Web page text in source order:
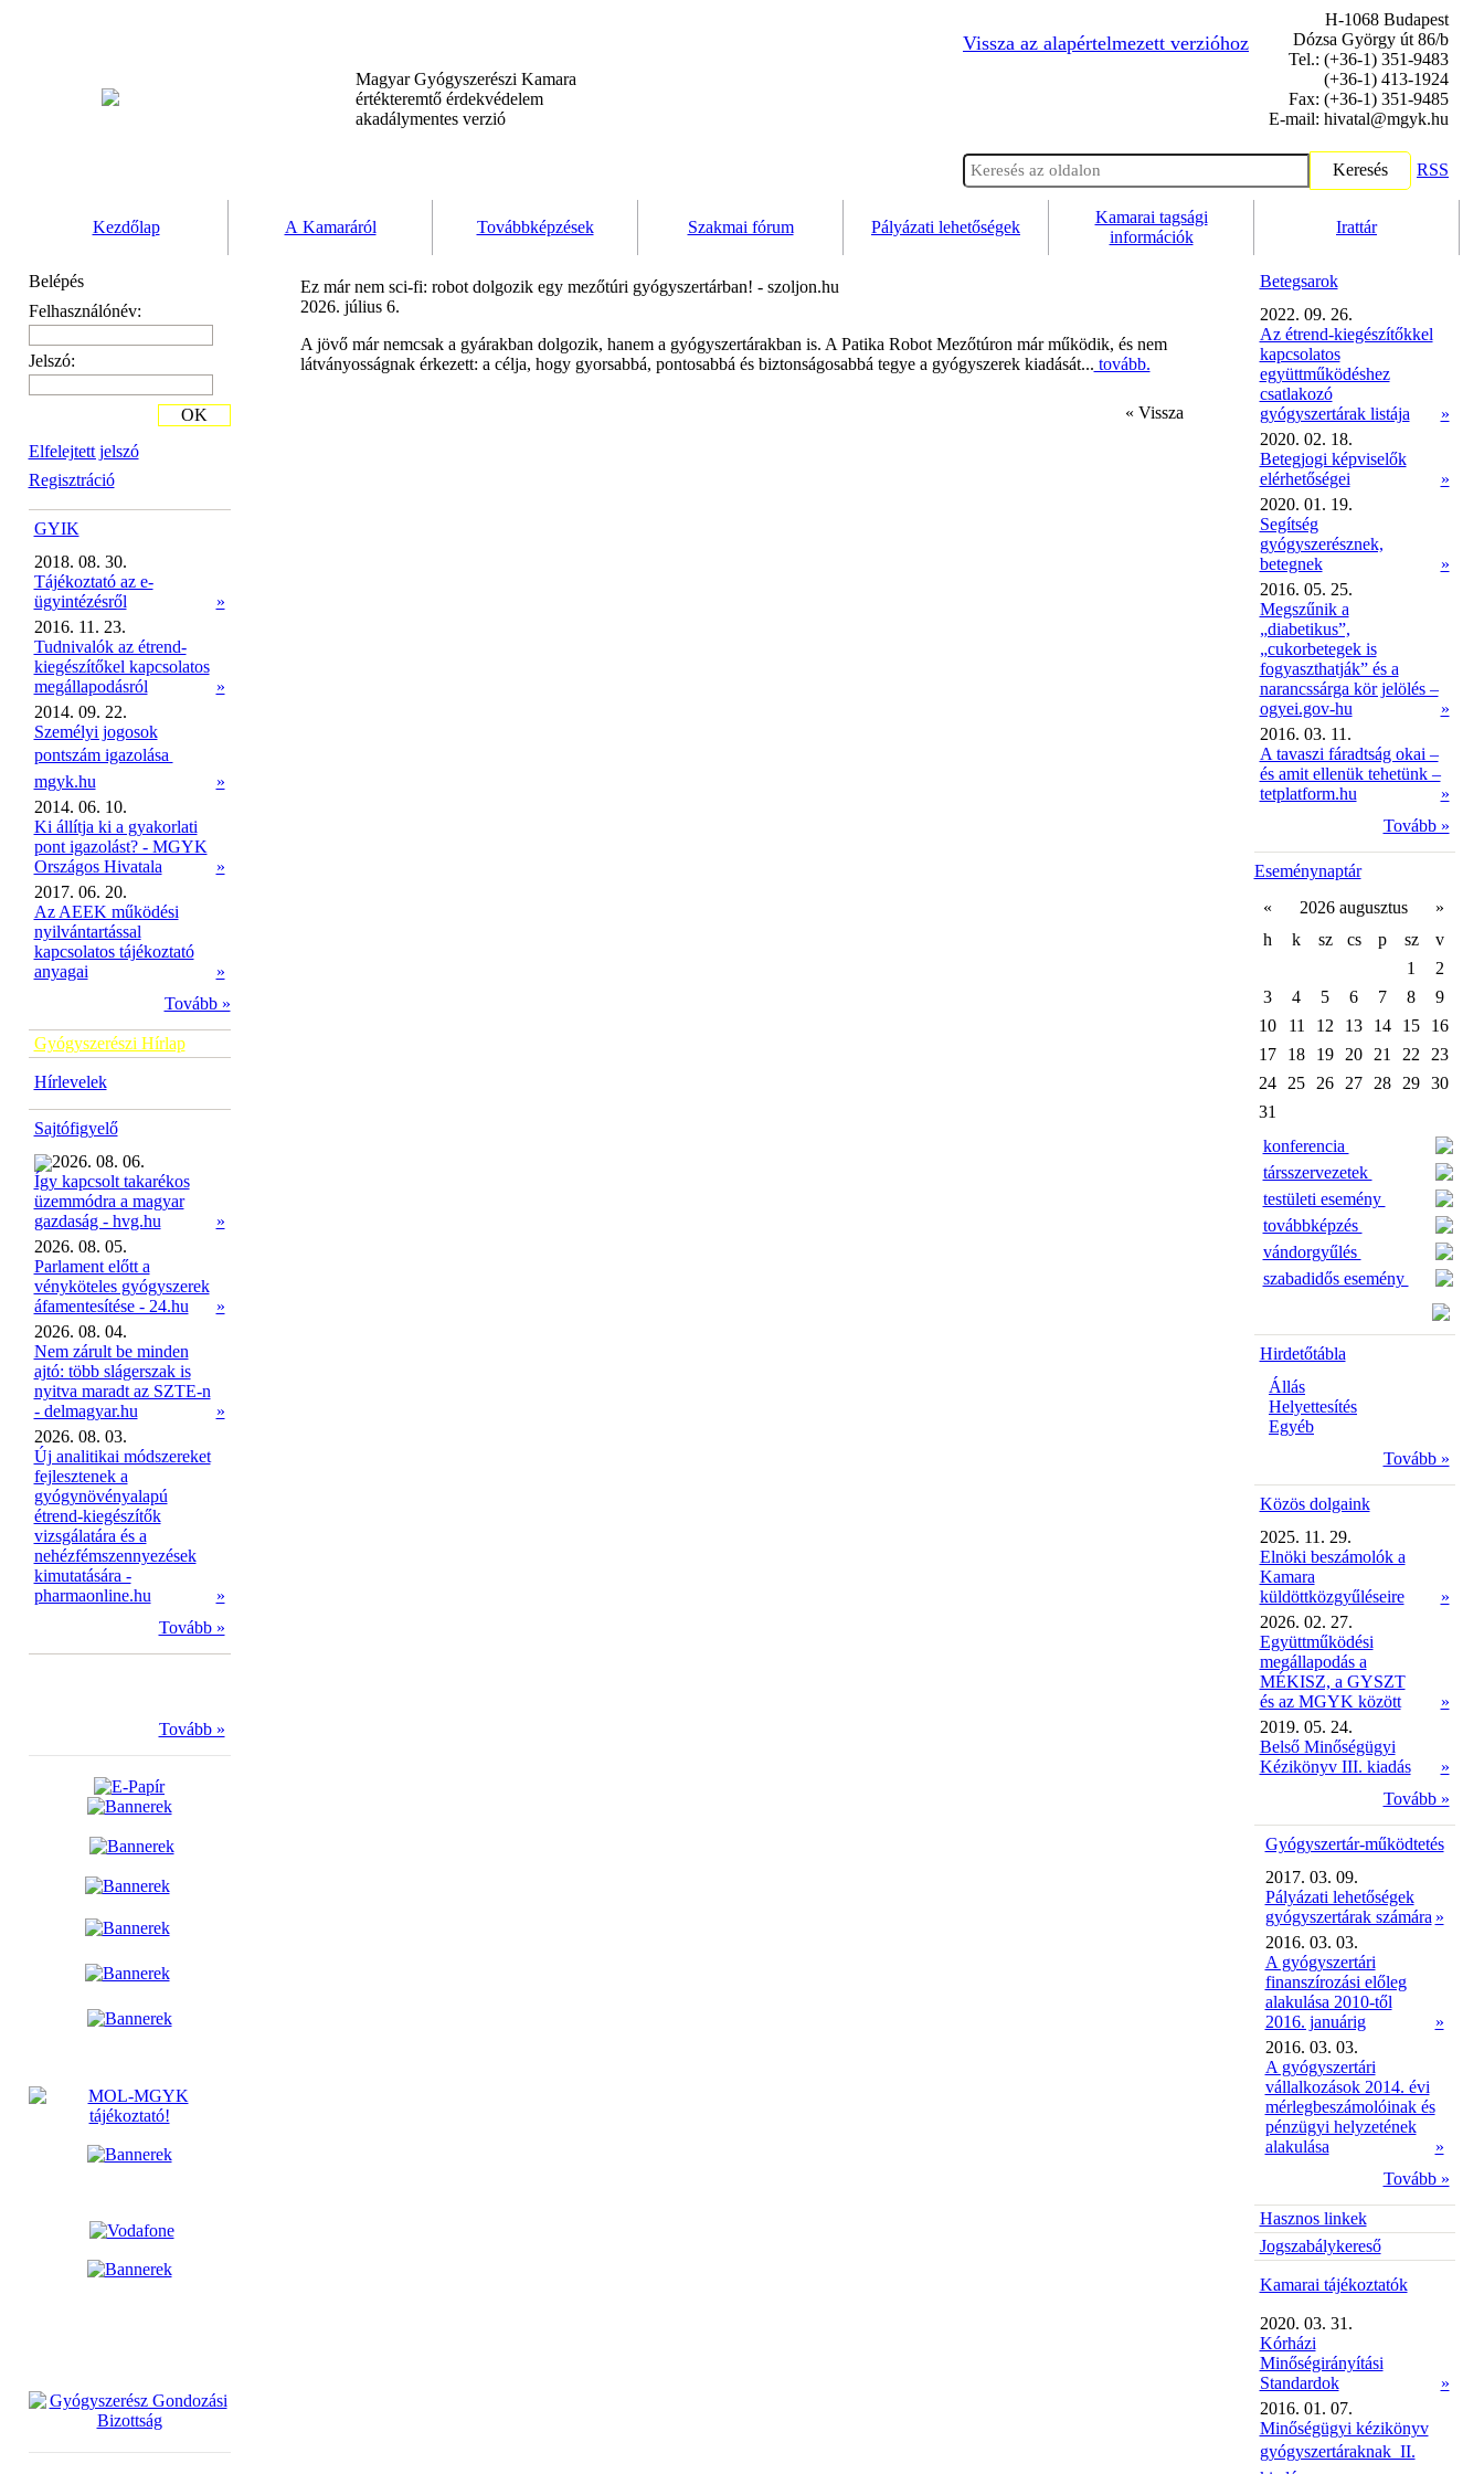
Magyar Gyógyszerészi Kamara
értékteremtő érdekvédelem
akadálymentes verzió
Vissza az alapértelmezett verzióhoz
H-1068 Budapest
Dózsa György út 86/b
Tel.: (+36-1) 351-9483
(+36-1) 413-1924
Fax: (+36-1) 351-9485
E-mail: hivatal@mgyk.hu
Keresés RSS
Kezdőlap A Kamaráról Továbbképzések Szakmai fórum Pályázati lehetőségek
Kamarai tagsági
információk
Irattár
Belépés
Felhasználónév:
Jelszó:
Elfelejtett jelszó
Regisztráció
OK
GYIK
2018. 08. 30.
Tájékoztató az e-
ügyintézésről
»
2016. 11. 23.
Tudnivalók az étrend-
kiegészítőkel kapcsolatos
megállapodásról
»
2014. 09. 22.
Személyi jogosok
pontszám igazolása 
mgyk.hu
»
2014. 06. 10.
Ki állítja ki a gyakorlati
pont igazolást? - MGYK
Országos Hivatala
»
2017. 06. 20.
Az AEEK működési
nyilvántartással
kapcsolatos tájékoztató
anyagai
»
Tovább »
Gyógyszerészi Hírlap
Hírlevelek
Sajtófigyelő
2026. 08. 06.
Így kapcsolt takarékos
üzemmódra a magyar
gazdaság - hvg.hu
»
2026. 08. 05.
Parlament előtt a
vényköteles gyógyszerek
áfamentesítése - 24.hu
»
2026. 08. 04.
Nem zárult be minden
ajtó: több slágerszak is
nyitva maradt az SZTE-n
- delmagyar.hu
»
2026. 08. 03.
Új analitikai módszereket
fejlesztenek a
gyógynövényalapú
étrend-kiegészítők
vizsgálatára és a
nehézfémszennyezések
kimutatására -
pharmaonline.hu
»
Tovább »
Tovább »
Ez már nem sci-fi: robot dolgozik egy mezőtúri gyógyszertárban! - szoljon.hu
2026. július 6.
A jövő már nemcsak a gyárakban dolgozik, hanem a gyógyszertárakban is. A Patika Robot Mezőtúron már működik, és nem
látványosságnak érkezett: a célja, hogy gyorsabbá, pontosabbá és biztonságosabbá tegye a gyógyszerek kiadását... tovább.
« Vissza
Betegsarok
2022. 09. 26.
Az étrend-kiegészítőkkel
kapcsolatos
együttműködéshez
csatlakozó
gyógyszertárak listája
»
2020. 02. 18.
Betegjogi képviselők
elérhetőségei
»
2020. 01. 19.
Segítség
gyógyszerésznek,
betegnek
»
2016. 05. 25.
Megszűnik a
„diabetikus”,
„cukorbetegek is
fogyaszthatják” és a
narancssárga kör jelölés –
ogyei.gov-hu
»
2016. 03. 11.
A tavaszi fáradtság okai –
és amit ellenük tehetünk –
tetplatform.hu
»
Tovább »
Eseménynaptár
«
2026 augusztus
»
h
k sz cs p sz
v
1
2
3
4 5 6 7 8
9
10
11 12 13 14 15
16
17
18 19 20 21 22
23
24
25 26 27 28 29 30
31
konferencia
társszervezetek
testületi esemény
továbbképzés
vándorgyűlés
szabadidős esemény
Hirdetőtábla
Állás
Helyettesítés
Egyéb
Tovább »
Közös dolgaink
2025. 11. 29.
Elnöki beszámolók a
Kamara
küldöttközgyűléseire
»
2026. 02. 27.
Együttműködési
megállapodás a
MÉKISZ, a GYSZT
és az MGYK között
»
2019. 05. 24.
Belső Minőségügyi
Kézikönyv III. kiadás
»
Tovább »
Gyógyszertár-működtetés
2017. 03. 09.
Pályázati lehetőségek
gyógyszertárak számára »
2016. 03. 03.
A gyógyszertári
finanszírozási előleg
alakulása 2010-től
2016. januárig
»
2016. 03. 03.
A gyógyszertári
vállalkozások 2014. évi
mérlegbeszámolóinak és
pénzügyi helyzetének
alakulása
»
Tovább »
Hasznos linkek
Jogszabálykereső
Kamarai tájékoztatók
2020. 03. 31.
Kórházi
Minőségirányítási
Standardok
»
2016. 01. 07.
Minőségügyi kézikönyv
gyógyszertáraknak  II.